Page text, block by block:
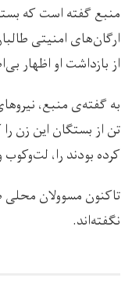
منبع گفته است که
ارگان‌های امنیتی
از بازداشت او اظهار
به گفته‌ی منبع،
تن از بستگان این زن را
کرده بودند را،
تاکنون مسوولان محلی
نگفته‌اند.